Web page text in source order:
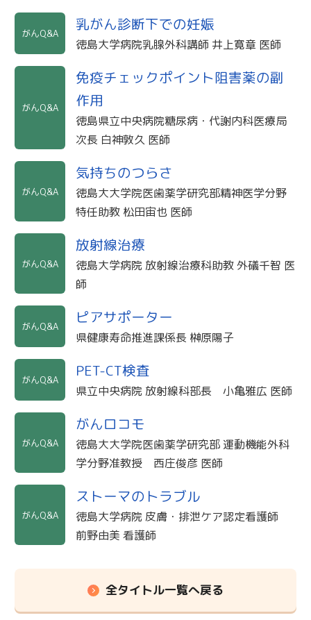
がんQ&A 乳がん診断下での妊娠
徳島大学病院乳腺外科講師 井上寛章 医師
がんQ&A
免疫チェックポイント阻害薬の副
作用
徳島県立中央病院糖尿病・代謝内科医療局
次長 白神敦久 医師
がんQ&A
気持ちのつらさ
徳島大大学院医歯薬学研究部精神医学分野
特任助教 松田宙也 医師
がんQ&A
放射線治療
徳島大学病院 放射線治療科助教 外礒千智 医
師
がんQ&A ピアサポーター
県健康寿命推進課係長 榊原陽子
がんQ&A PET-CT検査
県立中央病院 放射線科部長 小亀雅広 医師
がんQ&A
がんロコモ
徳島大大学院医歯薬学研究部 運動機能外科
学分野准教授 西庄俊彦 医師
がんQ&A
ストーマのトラブル
徳島大学病院 皮膚・排泄ケア認定看護師
前野由美 看護師
全タイトル一覧へ戻る